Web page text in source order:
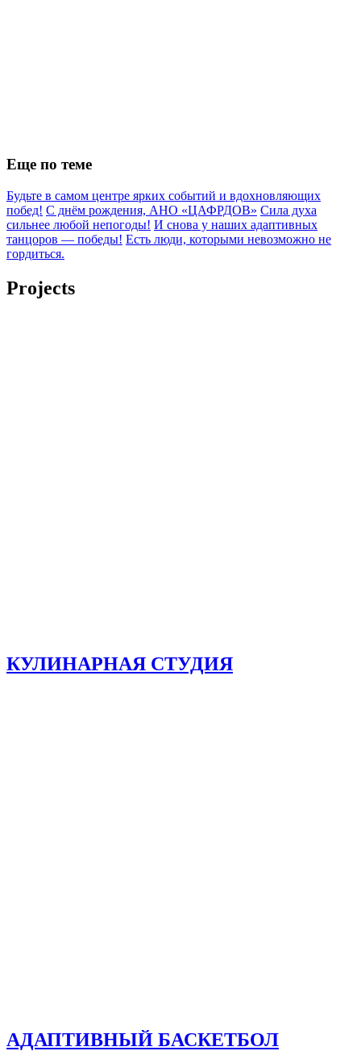
Еще по теме
Будьте в самом центре ярких событий и вдохновляющих
побед! С днём рождения, АНО «ЦАФРДОВ» Сила духа
сильнее любой непогоды! И снова у наших адаптивных
танцоров — победы! Есть люди, которыми невозможно не
гордиться.
Projects
КУЛИНАРНАЯ СТУДИЯ
АДАПТИВНЫЙ БАСКЕТБОЛ